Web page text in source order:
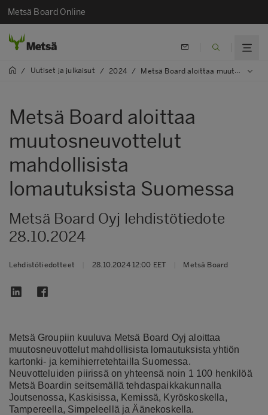
Metsä Board Online
/ Uutiset ja julkaisut / 2024 / Metsä Board aloittaa muutosneuvottelut mahdollisista lomautuksista Suomessa
Metsä Board aloittaa
muutosneuvottelut
mahdollisista
lomautuksista Suomessa
Metsä Board Oyj lehdistötiedote
28.10.2024
Lehdistötiedotteet 28.10.2024 12:00 EET Metsä Board
Metsä Groupiin kuuluva Metsä Board Oyj aloittaa
muutosneuvottelut mahdollisista lomautuksista yhtiön
kartonki- ja kemihierretehtailla Suomessa.
Neuvotteluiden piirissä on yhteensä noin 1 100 henkilöä
Metsä Boardin seitsemällä tehdaspaikkakunnalla
Joutsenossa, Kaskisissa, Kemissä, Kyröskoskella,
Tampereella, Simpeleellä ja Äänekoskella.